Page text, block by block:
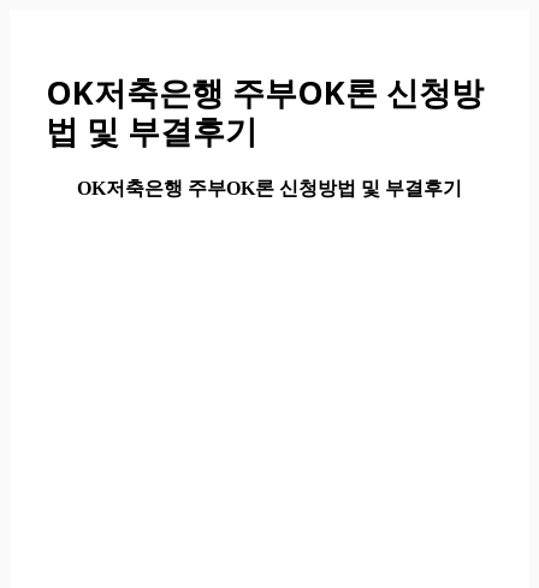
OK저축은행 주부OK론 신청방
법 및 부결후기
OK저축은행 주부OK론 신청방법 및 부결후기